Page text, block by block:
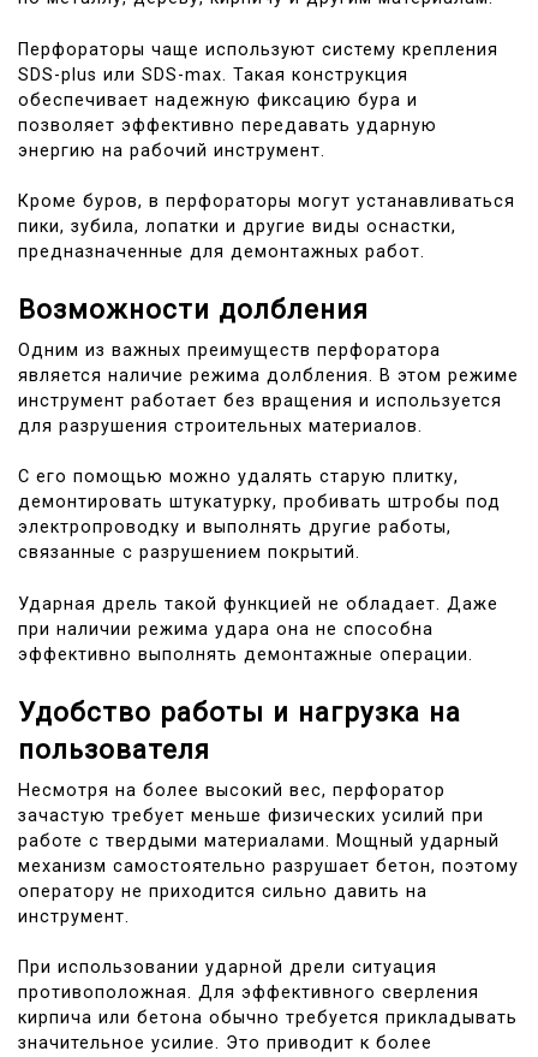
Перфораторы чаще используют систему крепления
SDS-plus или SDS-max. Такая конструкция
обеспечивает надежную фиксацию бура и
позволяет эффективно передавать ударную
энергию на рабочий инструмент.
Кроме буров, в перфораторы могут устанавливаться
пики, зубила, лопатки и другие виды оснастки,
предназначенные для демонтажных работ.
Возможности долбления
Одним из важных преимуществ перфоратора
является наличие режима долбления. В этом режиме
инструмент работает без вращения и используется
для разрушения строительных материалов.
С его помощью можно удалять старую плитку,
демонтировать штукатурку, пробивать штробы под
электропроводку и выполнять другие работы,
связанные с разрушением покрытий.
Ударная дрель такой функцией не обладает. Даже
при наличии режима удара она не способна
эффективно выполнять демонтажные операции.
Удобство работы и нагрузка на
пользователя
Несмотря на более высокий вес, перфоратор
зачастую требует меньше физических усилий при
работе с твердыми материалами. Мощный ударный
механизм самостоятельно разрушает бетон, поэтому
оператору не приходится сильно давить на
инструмент.
При использовании ударной дрели ситуация
противоположная. Для эффективного сверления
кирпича или бетона обычно требуется прикладывать
значительное усилие. Это приводит к более